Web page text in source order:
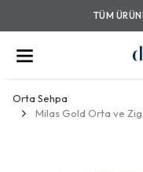
TÜM
Orta Sehpa
Milas Gold Orta ve